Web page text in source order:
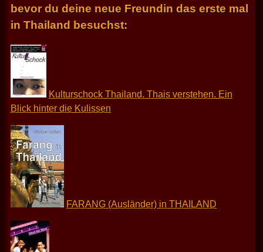
bevor du deine neue Freundin das erste mal
in Thailand besuchst:
Kulturschock Thailand. Thais verstehen. Ein
Blick hinter die Kulissen
FARANG (Ausländer) in THAILAND